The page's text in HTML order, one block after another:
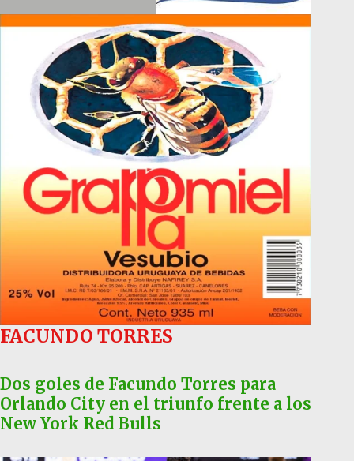
FACUNDO TORRES
Dos goles de Facundo Torres para
Orlando City en el triunfo frente a los
New York Red Bulls